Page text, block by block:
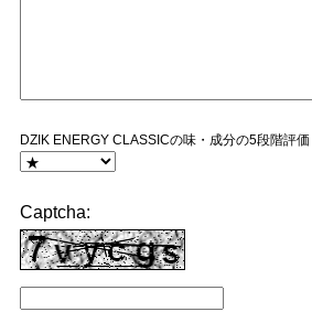
DZIK ENERGY CLASSICの味・成分の5段階評価
Captcha: